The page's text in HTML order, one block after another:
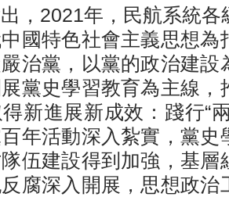
2021年，民航系統各
國特色社會主義思想為
治黨，以黨的政治建設
黨史學習教育為主線，
新進展新成效：踐行“
年活動深入紮實，黨史
伍建設得到加強，基層
腐深入開展，思想政治